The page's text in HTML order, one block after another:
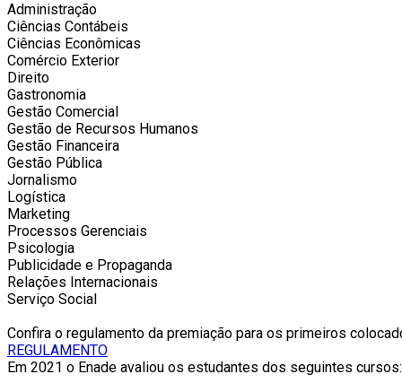
Administração
Ciências Contábeis
Ciências Econômicas
Comércio Exterior
Direito
Gastronomia
Gestão Comercial
Gestão de Recursos Humanos
Gestão Financeira
Gestão Pública
Jornalismo
Logística
Marketing
Processos Gerenciais
Psicologia
Publicidade e Propaganda
Relações Internacionais
Serviço Social
Confira o regulamento da premiação para os primeiros
REGULAMENTO
Em 2021 o Enade avaliou os estudantes dos seguintes cursos: